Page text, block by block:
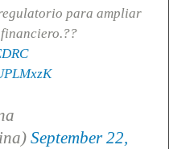
para ampliar
September 22,